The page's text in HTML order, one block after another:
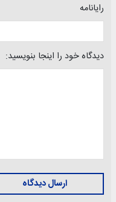
رایانامه
دیدگاه خود را اینجا بنویسید:
ارسال دیدگاه